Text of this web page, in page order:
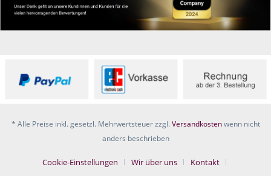
* Alle Preise inkl. gesetzl. Mehrwertsteuer zzgl.Versandkostenwenn nicht
anders beschrieben
Cookie-Einstellungen Wir über uns
Kontakt